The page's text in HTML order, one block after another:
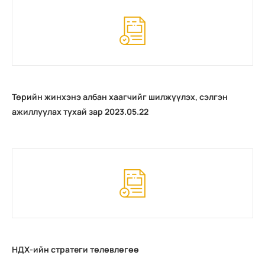
Төрийн жинхэнэ албан хаагчийг шилжүүлэх, сэлгэн
ажиллуулах тухай зар 2023.05.22
НДХ-ийн стратеги төлөвлөгөө